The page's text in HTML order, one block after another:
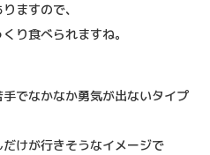
ますので、
り食べられますね。
でなかなか勇気が出ないタイプ
けが行きそうなイメージで